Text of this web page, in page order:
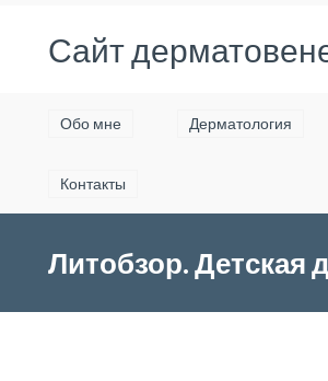
Сайт
Обо мне Дерматология
Контакты
Литобзор. Детская